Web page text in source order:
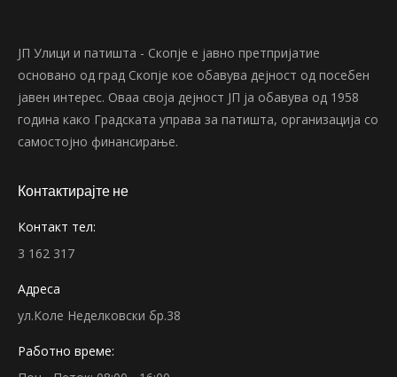
ЈП Улици и патишта - Скопје е јавно претпријатие
основано од град Скопје кое обавува дејност од посебен
јавен интерес. Оваа своја дејност ЈП ја обавува од 1958
година како Градската управа за патишта, организација со
самостојно финансирање.
Контактирајте не
Контакт тел:
3 162 317
Адреса
ул.Коле Неделковски бр.38
Работно време: